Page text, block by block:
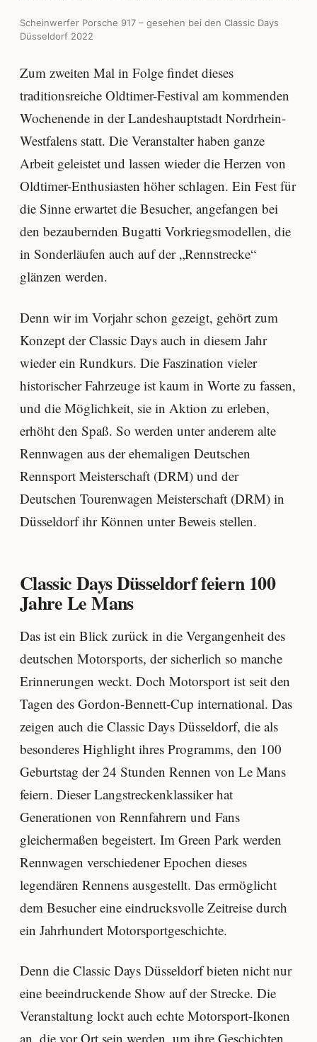
Scheinwerfer Porsche 917 – gesehen bei den Classic Days
Düsseldorf 2022
Zum zweiten Mal in Folge findet dieses
traditionsreiche Oldtimer-Festival am kommenden
Wochenende in der Landeshauptstadt Nordrhein-
Westfalens statt. Die Veranstalter haben ganze
Arbeit geleistet und lassen wieder die Herzen von
Oldtimer-Enthusiasten höher schlagen. Ein Fest für
die Sinne erwartet die Besucher, angefangen bei
den bezaubernden Bugatti Vorkriegsmodellen, die
in Sonderläufen auch auf der „Rennstrecke“
glänzen werden.
Denn wir im Vorjahr schon gezeigt, gehört zum
Konzept der Classic Days auch in diesem Jahr
wieder ein Rundkurs. Die Faszination vieler
historischer Fahrzeuge ist kaum in Worte zu fassen,
und die Möglichkeit, sie in Aktion zu erleben,
erhöht den Spaß. So werden unter anderem alte
Rennwagen aus der ehemaligen Deutschen
Rennsport Meisterschaft (DRM) und der
Deutschen Tourenwagen Meisterschaft (DRM) in
Düsseldorf ihr Können unter Beweis stellen.
Classic Days Düsseldorf feiern 100
Jahre Le Mans
Das ist ein Blick zurück in die Vergangenheit des
deutschen Motorsports, der sicherlich so manche
Erinnerungen weckt. Doch Motorsport ist seit den
Tagen des Gordon-Bennett-Cup international. Das
zeigen auch die Classic Days Düsseldorf, die als
besonderes Highlight ihres Programms, den 100
Geburtstag der 24 Stunden Rennen von Le Mans
feiern. Dieser Langstreckenklassiker hat
Generationen von Rennfahrern und Fans
gleichermaßen begeistert. Im Green Park werden
Rennwagen verschiedener Epochen dieses
legendären Rennens ausgestellt. Das ermöglicht
dem Besucher eine eindrucksvolle Zeitreise durch
ein Jahrhundert Motorsportgeschichte.
Denn die Classic Days Düsseldorf bieten nicht nur
eine beeindruckende Show auf der Strecke. Die
Veranstaltung lockt auch echte Motorsport-Ikonen
an, die vor Ort sein werden, um ihre Geschichten